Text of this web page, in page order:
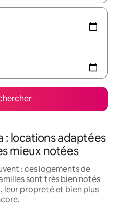
: locations adaptées
mieux notées
: ces logements de
sont très bien notés
leur propreté et bien plus